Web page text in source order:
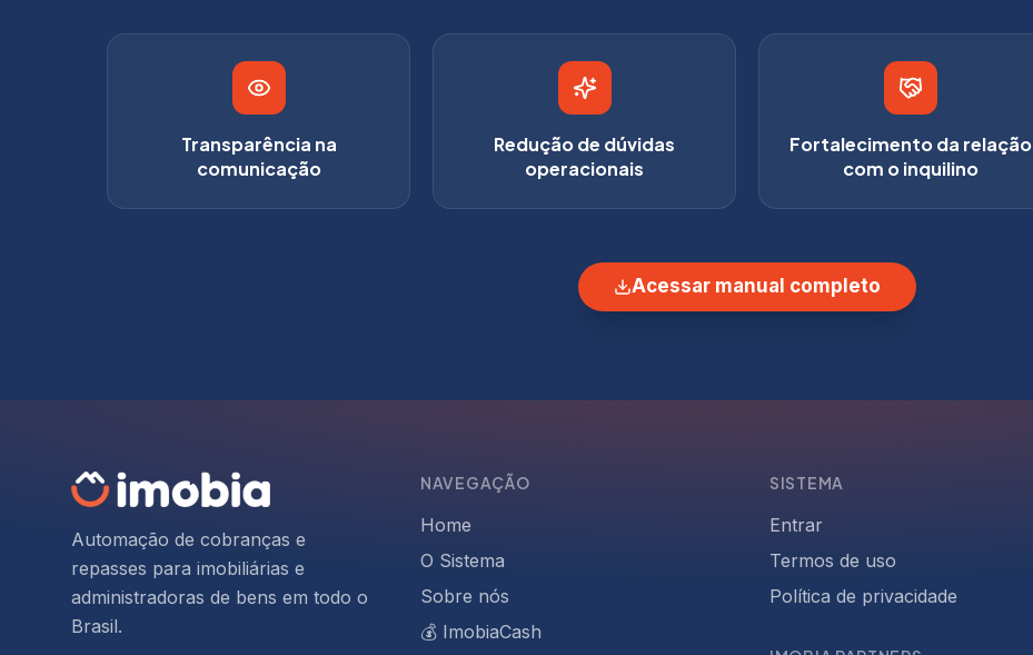
Transparência na
comunicação
Redução de dúvidas
operacionais
Fortalecimento da relação
com o inquilino
Acessar manual completo
Automação de cobranças e
repasses para imobiliárias e
administradoras de bens em todo o
Brasil.
NAVEGAÇÃO
Home
O Sistema
Sobre nós
💰 ImobiaCash
SISTEMA
Entrar
Termos de uso
Política de privacidade